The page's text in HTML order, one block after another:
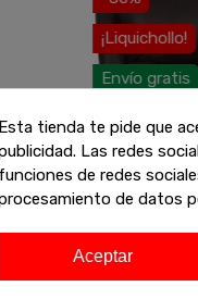
¡Liquichollo!
Envío gratis
Esta tienda te pide que
Las redes
funciones de redes
de datos
Aceptar